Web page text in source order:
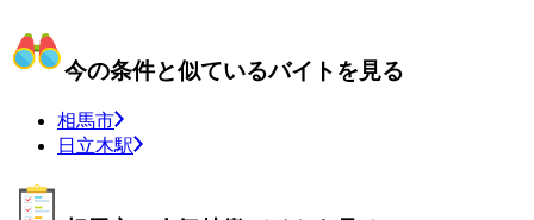
今の条件と似ているバイトを見る
相馬市
日立木駅